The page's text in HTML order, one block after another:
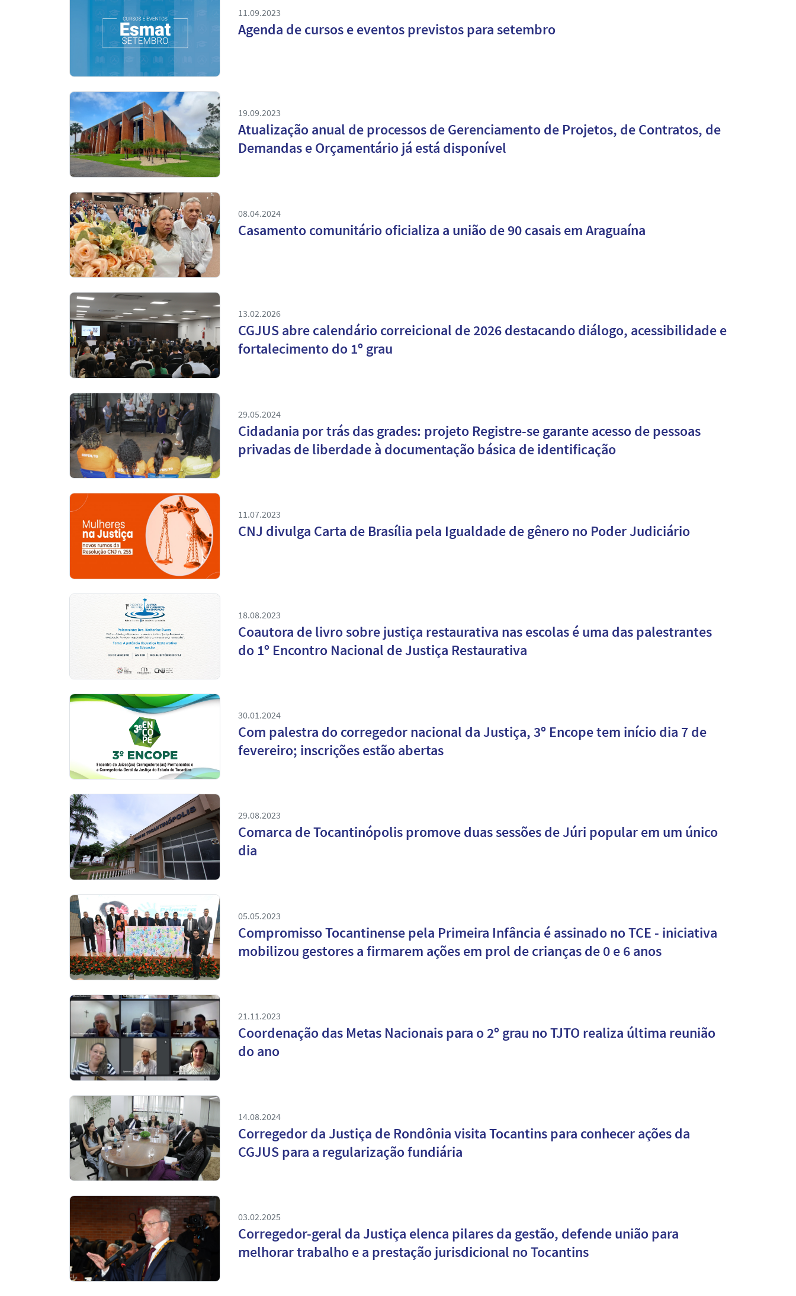
11.09.2023
Agenda de cursos e eventos previstos para setembro
19.09.2023
Atualização anual de processos de Gerenciamento de Projetos, de Contratos, de
Demandas e Orçamentário já está disponível
08.04.2024
Casamento comunitário oficializa a união de 90 casais em Araguaína
13.02.2026
CGJUS abre calendário correicional de 2026 destacando diálogo, acessibilidade e
fortalecimento do 1º grau
29.05.2024
Cidadania por trás das grades: projeto Registre-se garante acesso de pessoas
privadas de liberdade à documentação básica de identificação
11.07.2023
CNJ divulga Carta de Brasília pela Igualdade de gênero no Poder Judiciário
18.08.2023
Coautora de livro sobre justiça restaurativa nas escolas é uma das palestrantes
do 1º Encontro Nacional de Justiça Restaurativa
30.01.2024
Com palestra do corregedor nacional da Justiça, 3º Encope tem início dia 7 de
fevereiro; inscrições estão abertas
29.08.2023
Comarca de Tocantinópolis promove duas sessões de Júri popular em um único
dia
05.05.2023
Compromisso Tocantinense pela Primeira Infância é assinado no TCE - iniciativa
mobilizou gestores a firmarem ações em prol de crianças de 0 e 6 anos
21.11.2023
Coordenação das Metas Nacionais para o 2º grau no TJTO realiza última reunião
do ano
14.08.2024
Corregedor da Justiça de Rondônia visita Tocantins para conhecer ações da
CGJUS para a regularização fundiária
03.02.2025
Corregedor-geral da Justiça elenca pilares da gestão, defende união para
melhorar trabalho e a prestação jurisdicional no Tocantins